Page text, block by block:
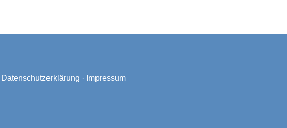
Datenschutzerklärung · Impressum